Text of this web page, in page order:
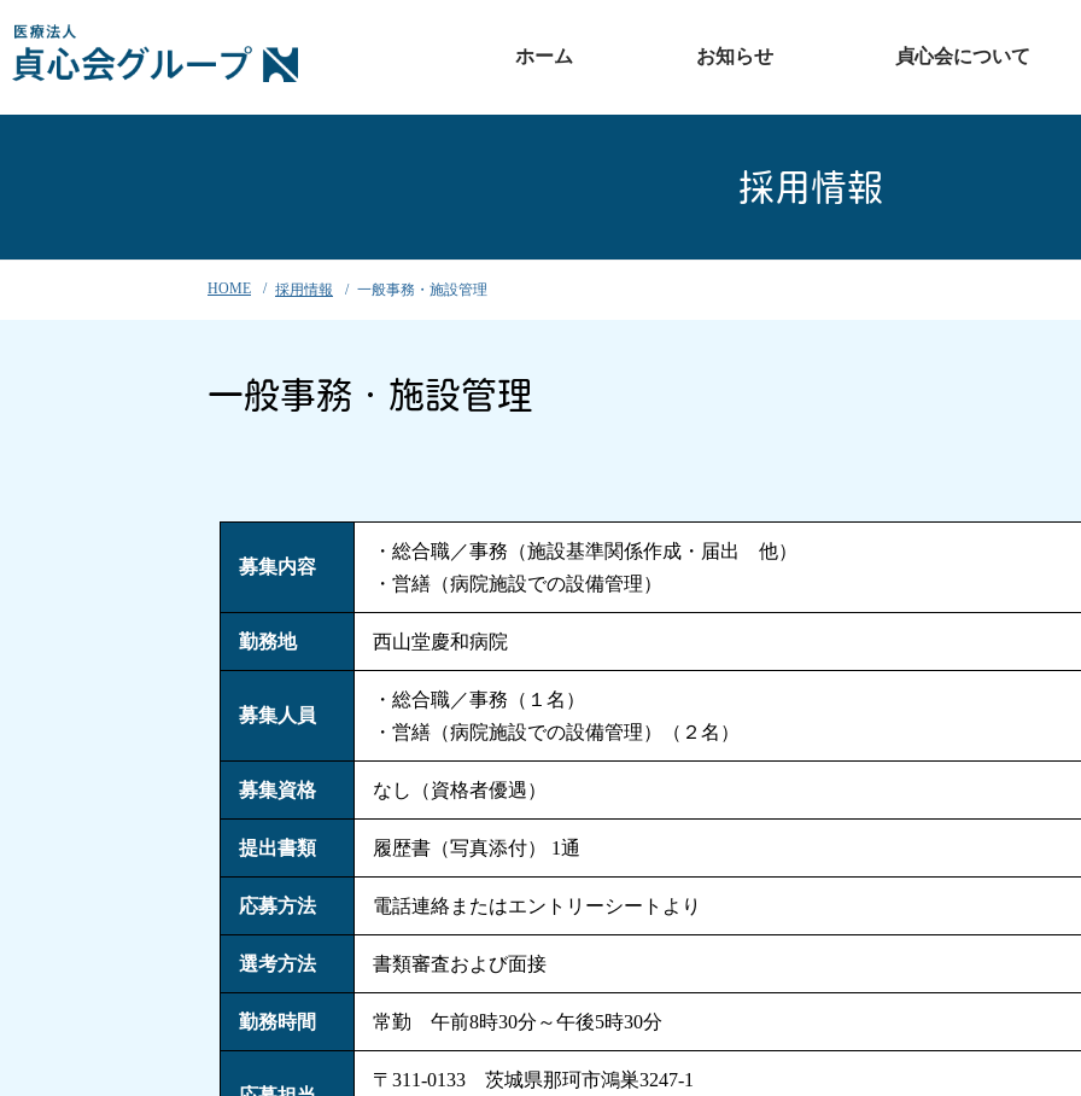
ホーム お知らせ 貞心会について
採用情報
HOME 採用情報 一般事務・施設管理
一般事務・施設管理
募集内容
・総合職／事務（施設基準関係作成・届出 他）
・営繕（病院施設での設備管理）
勤務地 西山堂慶和病院
募集人員
・総合職／事務（１名）
・営繕（病院施設での設備管理）（２名）
募集資格 なし（資格者優遇）
提出書類 履歴書（写真添付） 1通
応募方法 電話連絡またはエントリーシートより
選考方法 書類審査および面接
勤務時間 常勤 午前8時30分～午後5時30分
〒311-0133 茨城県那珂市鴻巣3247-1